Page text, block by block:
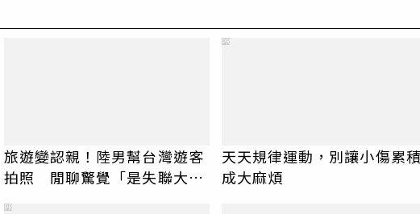
旅遊變認親！陸男幫台灣遊客
拍照 閒聊驚覺「是失聯大
伯」奇蹟重逢
天天規律運動，別讓小傷累
成大麻煩
PR
PR